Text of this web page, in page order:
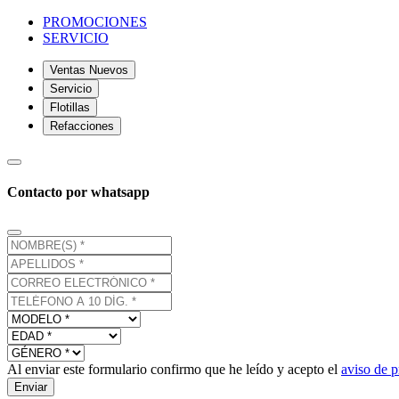
PROMOCIONES
SERVICIO
Ventas Nuevos
Servicio
Flotillas
Refacciones
Contacto por whatsapp
Al enviar este formulario confirmo que he leído y acepto el aviso de
Enviar